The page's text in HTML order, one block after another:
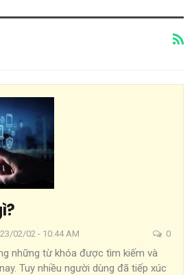
02/02 - 10:44 AM 0
những từ khóa được tìm kiếm và
Tuy nhiều người dùng đã tiếp xúc